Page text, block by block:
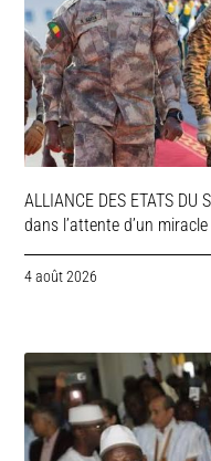
ALLIANCE DES ETATS
dans l’attente d’un miracle
4 août 2026